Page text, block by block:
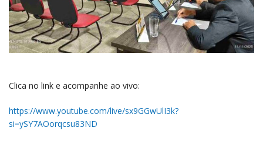
Clica no link e acompanhe ao vivo:
https://www.youtube.com/live/sx9GGwUlI3k?
si=ySY7AOorqcsu83ND